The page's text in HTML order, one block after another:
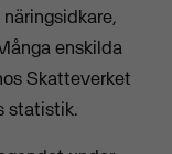
enskilda
Skatteverket
statistik.